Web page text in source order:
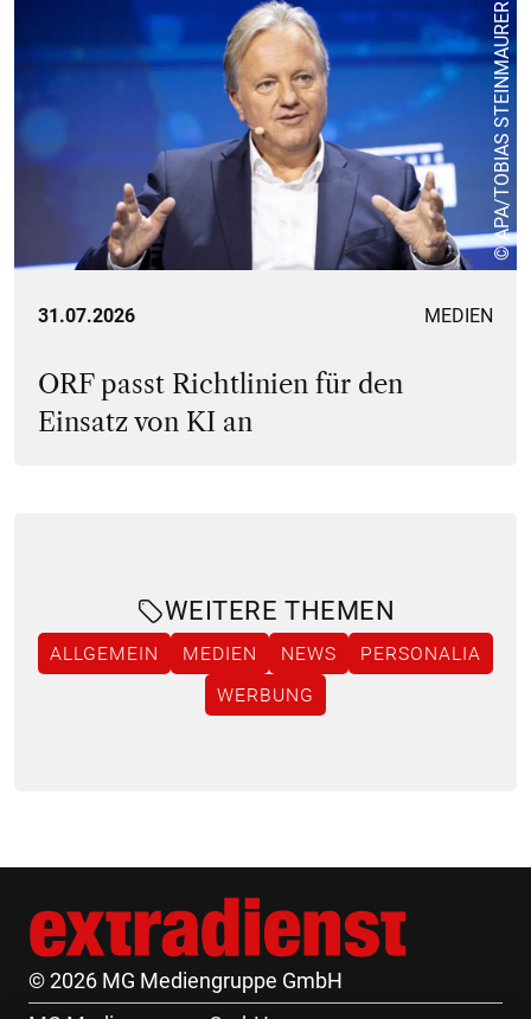
© APA/TOBIAS STEINMAURER
31.07.2026 MEDIEN
ORF passt Richtlinien für den
Einsatz von KI an
WEITERE THEMEN
ALLGEMEIN MEDIEN NEWS
PERSONALIA
WERBUNG
© 2026 MG Mediengruppe GmbH